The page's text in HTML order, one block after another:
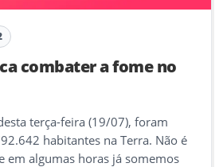
combater a fome no
terça-feira (19/07), foram
habitantes na Terra. Não é
em algumas horas já somemos